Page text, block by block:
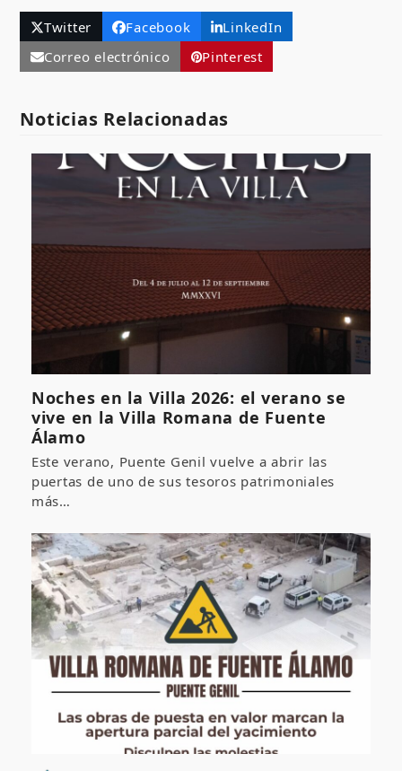
Twitter Facebook
LinkedIn
Correo electrónico
Pinterest
Noticias Relacionadas
Noches en la Villa 2026: el verano se
vive en la Villa Romana de Fuente
Álamo
Este verano, Puente Genil vuelve a abrir las
puertas de uno de sus tesoros patrimoniales
más…